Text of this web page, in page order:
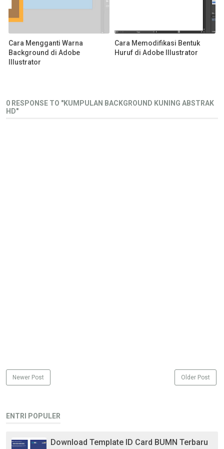
Cara Mengganti Warna
Background di Adobe
Illustrator
Cara Memodifikasi Bentuk
Huruf di Adobe Illustrator
0 RESPONSE TO "KUMPULAN BACKGROUND KUNING ABSTRAK
HD"
Newer Post Older Post
ENTRI POPULER
Download Template ID Card BUMN Terbaru